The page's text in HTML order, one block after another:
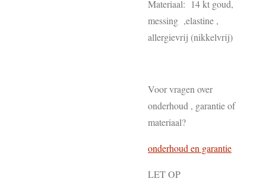
Materiaal: 14 kt goud,
messing ,elastine ,
allergievrij (nikkelvrij)
Voor vragen over
onderhoud , garantie of
materiaal?
onderhoud en garantie
LET OP